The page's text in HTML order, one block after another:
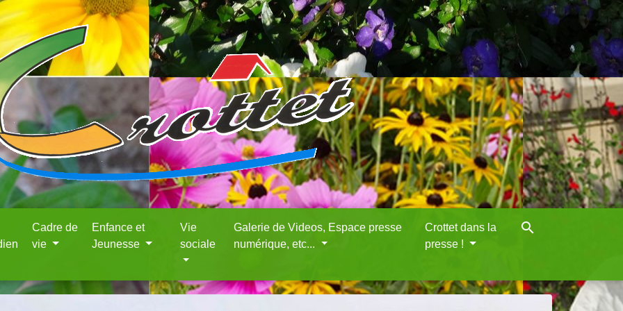
Cadre de
vie
Enfance et
Jeunesse
Vie
sociale
Galerie de Videos, Espace presse
numérique, etc...
Crottet dans la
presse !
search